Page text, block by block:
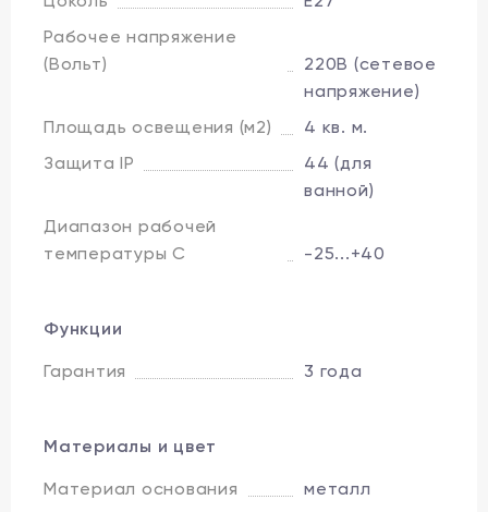
Рабочее напряжение
(Вольт)
220В (сетевое
напряжение)
Площадь освещения (м2)
4 кв. м.
Защита IP
44 (для
ванной)
Диапазон рабочей
температуры C
-25...+40
Функции
Гарантия 3 года
Материалы и цвет
Материал основания
металл